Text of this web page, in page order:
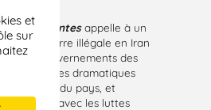
et
sur
Liberté Nantesappelle à un
la guerre illégale en Iran
les gouvernements des
dramatiques
et l’avenir du pays, et
avec les luttes